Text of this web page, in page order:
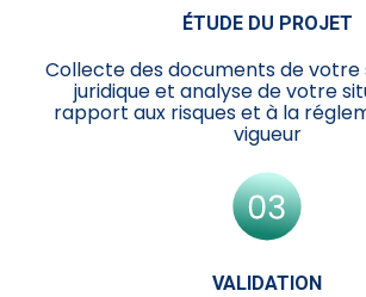
ÉTUDE DU PROJET
Collecte des documents de votre
juridique et analyse de votre
rapport aux risques et à la
vigueur
VALIDATION